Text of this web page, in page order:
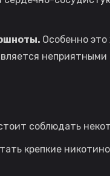
Особенно
соблюдать
крепкие